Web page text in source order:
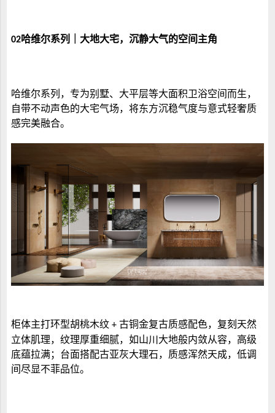
02哈维尔系列｜大地大宅，沉静大气的空间主角
哈维尔系列，专为别墅、大平层等大面积卫浴空间而生，
自带不动声色的大宅气场，将东方沉稳气度与意式轻奢质
感完美融合。
柜体主打环型胡桃木纹 + 古铜金复古质感配色，复刻天然
立体肌理，纹理厚重细腻，如山川大地般内敛从容，高级
底蕴拉满；台面搭配古亚灰大理石，质感浑然天成，低调
间尽显不菲品位。